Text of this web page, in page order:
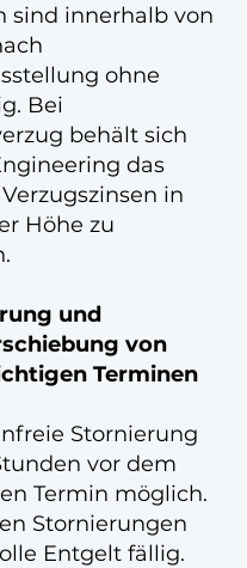
sind innerhalb von
ohne
Bei
behält sich
das
in
Höhe zu
und
von
Terminen
Stornierung
vor dem
Termin möglich.
Stornierungen
Entgelt fällig.